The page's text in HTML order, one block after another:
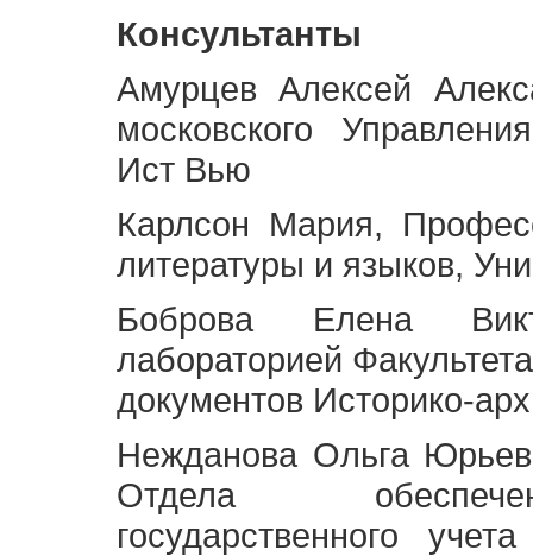
Консультанты
Амурцев Алексей
московского
Ист Вью
Карлсон Мария,
литературы и языков,
Боброва Елена
лабораторией
документов Историко-
Нежданова Ольга
Отдела
государственного